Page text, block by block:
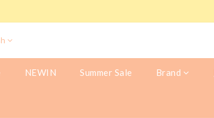
NEWIN Summer Sale Brand